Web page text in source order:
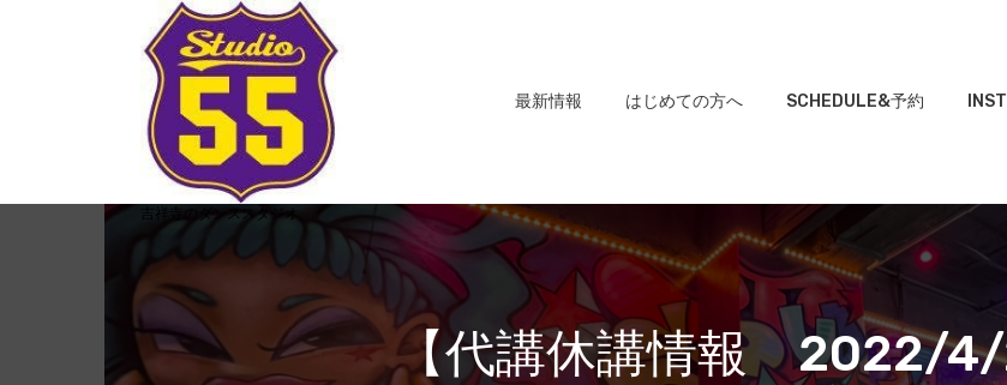
吉祥寺のダンススタジオ
最新情報 はじめての方へ SCHEDULE&予約
【代講休講情報 2022/4/